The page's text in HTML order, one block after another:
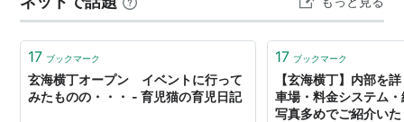
人が多すぎて中には入らなかったという残念な記事にな
っておりました。 www.ikujineko.com あれほど華々しく
オ…
17 ブックマーク
玄海横丁オープン イベントに行って
みたものの・・・ - 育児猫の育児日記
17 ブックマーク
【玄海横丁】内部を
車場・料金システム
写真多めでご紹介い